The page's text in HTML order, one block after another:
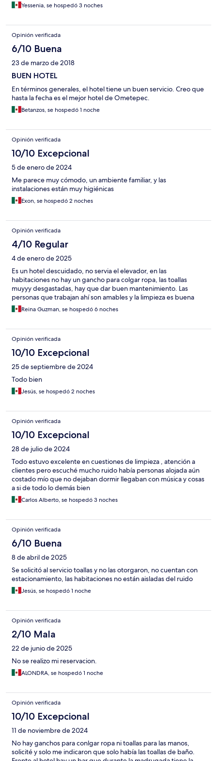
Yessenia, se hospedó 3 noches
Opinión verificada
6/10 Buena
23 de marzo de 2018
BUEN HOTEL
En términos generales, el hotel tiene un buen servicio. Creo que
hasta la fecha es el mejor hotel de Ometepec.
Betanzos, se hospedó 1 noche
Opinión verificada
10/10 Excepcional
5 de enero de 2024
Me parece muy cómodo, un ambiente familiar, y las
instalaciones están muy higiénicas
Exon, se hospedó 2 noches
Opinión verificada
4/10 Regular
4 de enero de 2025
Es un hotel descuidado, no servia el elevador, en las
habitaciones no hay un gancho para colgar ropa, las toallas
muyyy desgastadas, hay que dar buen mantenimiento. Las
personas que trabajan ahí son amables y la limpieza es buena
Reina Guzman, se hospedó 6 noches
Opinión verificada
10/10 Excepcional
25 de septiembre de 2024
Todo bien
Jesús, se hospedó 2 noches
Opinión verificada
10/10 Excepcional
28 de julio de 2024
Todo estuvo excelente en cuestiones de limpieza , atención a
clientes pero escuché mucho ruido había personas alojada aún
costado mío que no dejaban dormir llegaban con música y cosas
a si de todo lo demás bien
Carlos Alberto, se hospedó 3 noches
Opinión verificada
6/10 Buena
8 de abril de 2025
Se solicitó al servicio toallas y no las otorgaron, no cuentan con
estacionamiento, las habitaciones no están aisladas del ruido
Jesús, se hospedó 1 noche
Opinión verificada
2/10 Mala
22 de junio de 2025
No se realizo mi reservacion.
ALONDRA, se hospedó 1 noche
Opinión verificada
10/10 Excepcional
11 de noviembre de 2024
No hay ganchos para conlgar ropa ni toallas para las manos,
solicité y solo me indicaron que solo había las toallas de baño.